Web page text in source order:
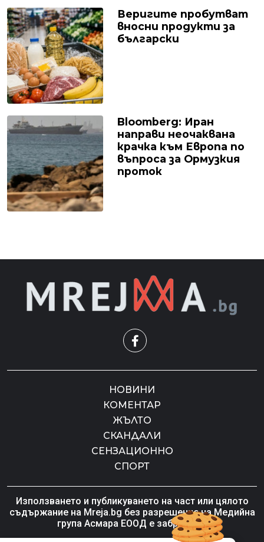
Веригите пробутват
вносни продукти за
български
Bloomberg: Иран
направи неочаквана
крачка към Европа по
въпроса за Ормузкия
проток
НОВИНИ
КОМЕНТАР
ЖЪЛТО
СКАНДАЛИ
СЕНЗАЦИОННО
СПОРТ
Използването и публикуването на част или цялото
съдържание на Mreja.bg без разрешение на Медийна
група Асмара ЕООД е забранено.